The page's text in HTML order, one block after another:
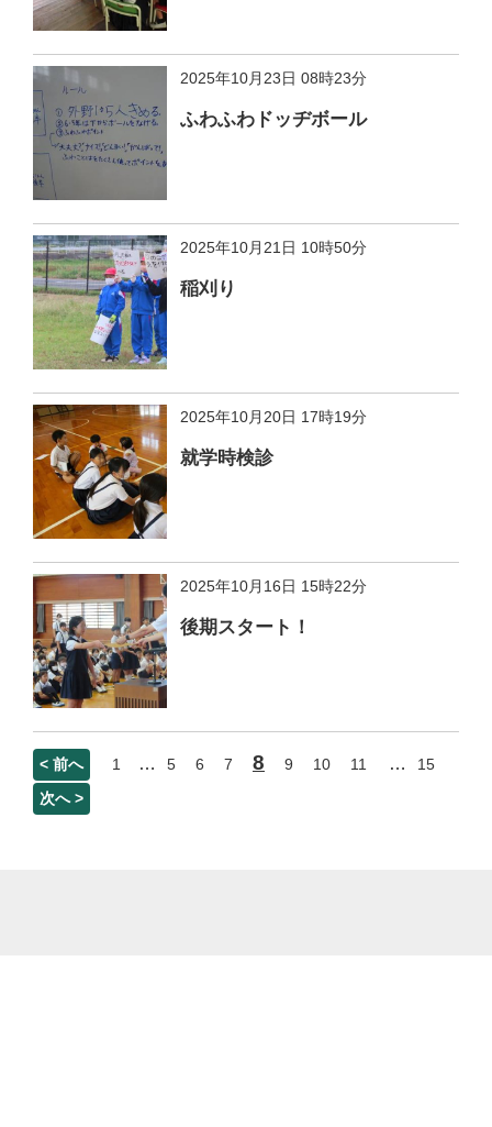
2025年10月23日 08時23分
ふわふわドッヂボール
2025年10月21日 10時50分
稲刈り
2025年10月20日 17時19分
就学時検診
2025年10月16日 15時22分
後期スタート！
< 前へ 1 … 5 6 7 8 9 10 11 …
15
次へ >